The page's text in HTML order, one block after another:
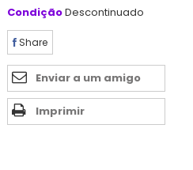
CondiçãoDescontinuado
Share
Enviar a um amigo
Imprimir